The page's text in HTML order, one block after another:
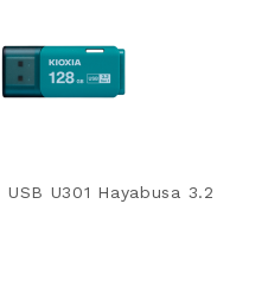
U301 Hayabusa 3.2